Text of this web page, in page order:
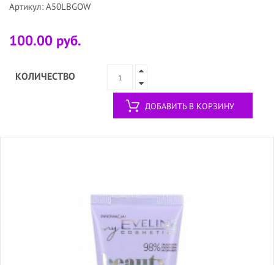
Артикул: A50LBGOW
100.00 руб.
КОЛИЧЕСТВО
ДОБАВИТЬ В КОРЗИНУ